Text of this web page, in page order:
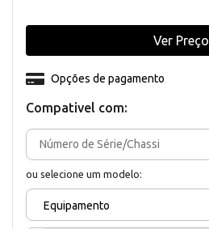
Compativel com:
ou selecione um modelo:
Equipamento
Opções de pagamento
Ver Preço